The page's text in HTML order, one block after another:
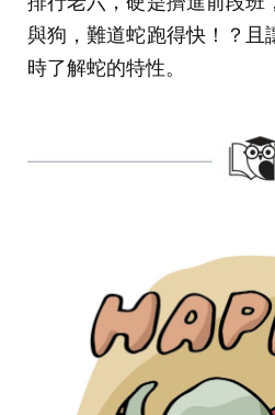
與狗，難道蛇跑得快！？且
時了解蛇的特性。